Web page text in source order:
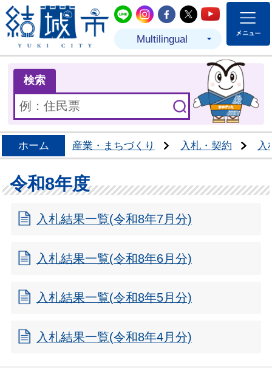
結城市公式LINE
結城市公式Instagram
結城市公式
結城市公式
結城市
Multilingual
検索
ホーム 産業・まちづくり 入札・契約 入
令和8年度
入札結果一覧(令和8年7月分)
入札結果一覧(令和8年6月分)
入札結果一覧(令和8年5月分)
入札結果一覧(令和8年4月分)